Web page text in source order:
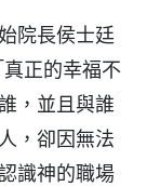
院長侯士廷
正的幸福不
，並且與誰
，卻因無法
識神的職場